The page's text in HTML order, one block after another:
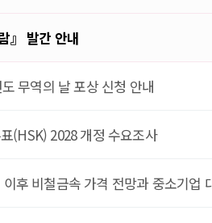
』 발간 안내
무역의 날 포상 신청 안내
(HSK) 2028 개정 수요조사
후 비철금속 가격 전망과 중소기업